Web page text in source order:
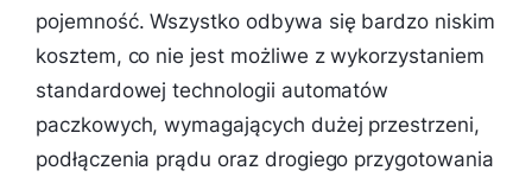
pojemność. Wszystko odbywa się bardzo niskim
kosztem, co nie jest możliwe z wykorzystaniem
standardowej technologii automatów
paczkowych, wymagających dużej przestrzeni,
podłączenia prądu oraz drogiego przygotowania